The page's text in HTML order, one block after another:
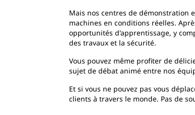
Mais nos centres de démonstration
machines en conditions réelles.
opportunités d'apprentissage, y
des travaux et la sécurité.
Vous pouvez même profiter de
sujet de débat animé entre nos
Et si vous ne pouvez pas vous
clients à travers le monde. Pas de